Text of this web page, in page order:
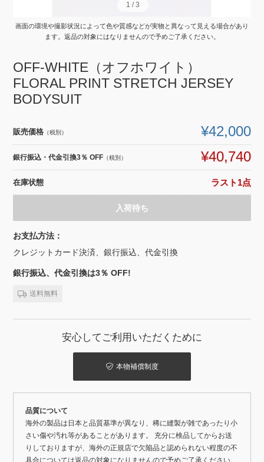
1 / 3
1 / 3
画面の環境や撮影状況によって色や質感などが実物と異なって見える場合があり
ます。返品の対象にはなりませんので予めご了承ください。
OFF-WHITE（オフホワイト）
FLORAL PRINT STRETCH JERSEY
BODYSUIT
販売価格 （税別） ¥42,000
銀行振込・代金引換3％ OFF （税別） ¥40,740
在庫状態 ラスト1点
入荷待ち
お支払方法：
クレジットカード決済、銀行振込、代金引換
銀行振込、代金引換は3％ OFF!
送料無料
安心してご利用いただくために
本物補償制度
品質について
海外の製品は日本と品質基準が異なり、稀に縫製が雑であったり小
さい傷や汚れ等があることがあります。 充分に検品してからお送
りしておりますが、海外の正規店で欠陥品と認められない程度の不